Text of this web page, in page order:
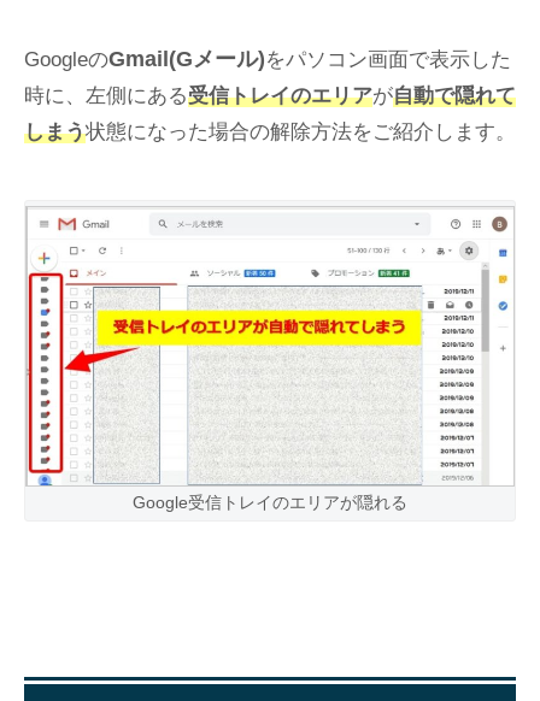
GoogleのGmail(Gメール)をパソコン画面で表示した
時に、左側にある受信トレイのエリアが自動で隠れて
しまう状態になった場合の解除方法をご紹介します。
Google受信トレイのエリアが隠れる